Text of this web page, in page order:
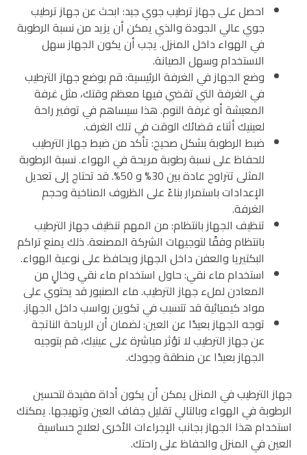
احصل على جهاز ترطيب جوي جيد: ابحث عن جهاز ترطيب
جوي عالي الجودة والذي يمكن أن يزيد من نسبة الرطوبة
في الهواء داخل المنزل. يجب أن يكون الجهاز سهل
الاستخدام وسهل الصيانة.
وضع الجهاز في الغرفة الرئيسية: قم بوضع جهاز الترطيب
في الغرفة التي تقضي فيها معظم وقتك، مثل غرفة
المعيشة أو غرفة النوم. هذا سيساهم في توفير راحة
لعينيك أثناء قضائك الوقت في تلك الغرف.
ضبط الرطوبة بشكل صحيح: تأكد من ضبط جهاز الترطيب
للحفاظ على نسبة رطوبة مريحة في الهواء. نسبة الرطوبة
المثلى تتراوح عادة بين 30% و 50%. قد تحتاج إلى تعديل
الإعدادات باستمرار بناءً على الظروف المناخية وحجم
الغرفة.
تنظيف الجهاز بانتظام: من المهم تنظيف جهاز الترطيب
بانتظام وفقًا لتوجيهات الشركة المصنعة. ذلك يمنع تراكم
البكتيريا والعفن داخل الجهاز ويحافظ على نوعية الهواء.
استخدام ماء نقي: حاول استخدام ماء نقي وخالٍ من
المعادن لملء جهاز الترطيب. ماء الصنبور قد يحتوي على
مواد كيميائية قد تتسبب في تكوين رواسب داخل الجهاز.
توجه الجهاز بعيدًا عن العين: لضمان أن الرياحة الناتجة
عن جهاز الترطيب لا تؤثر مباشرة على عينيك، قم بتوجيه
الجهاز بعيدًا عن منطقة وجودك.
جهاز الترطيب في المنزل يمكن أن يكون أداة مفيدة لتحسين
الرطوبة في الهواء وبالتالي تقليل جفاف العين وتهيجها. يمكنك
استخدام هذا الجهاز بجانب الإجراءات الأخرى لعلاج حساسية
العين في المنزل والحفاظ على راحتك.